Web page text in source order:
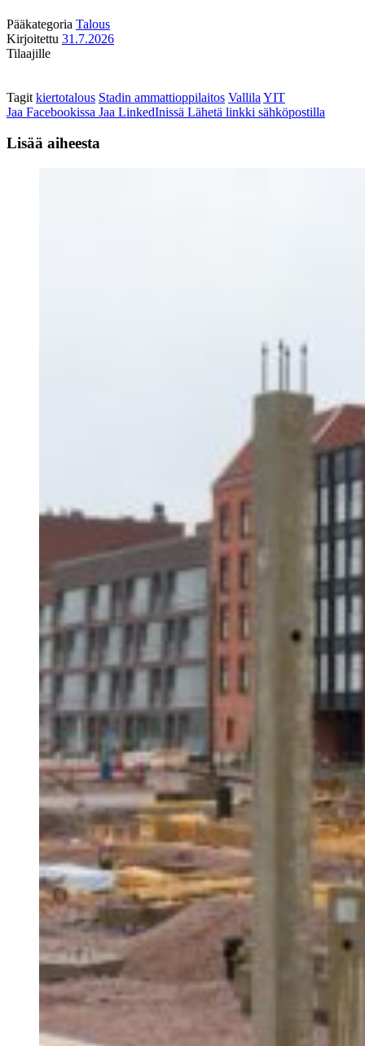
Pääkategoria Talous
Kirjoitettu 31.7.2026
Tilaajille
Tagit kiertotalous Stadin ammattioppilaitos Vallila YIT
Jaa Facebookissa Jaa LinkedInissä Lähetä linkki sähköpostilla
Lisää aiheesta